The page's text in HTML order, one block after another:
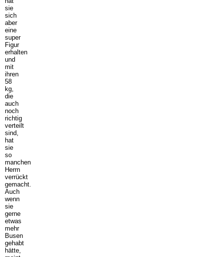
sie
sich
aber
eine
super
Figur
erhalten
und
mit
ihren
58
kg,
die
auch
noch
richtig
verteilt
sind,
hat
sie
so
manchen
Herrn
verrückt
gemacht.
Auch
wenn
sie
gerne
etwas
mehr
Busen
gehabt
hätte,